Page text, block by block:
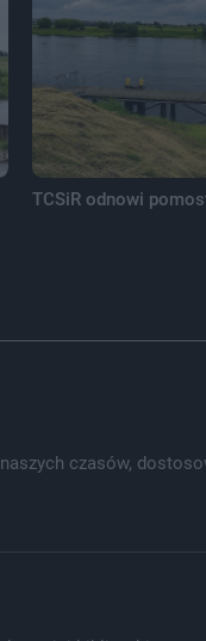
TCSiR odnowi
czasów,